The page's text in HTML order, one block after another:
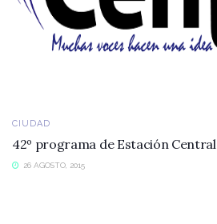
CIUDAD
42º programa de Estación Central
26 AGOSTO, 2015